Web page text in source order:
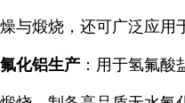
燥与煅烧，还可广泛应用
氟化铝生产 ：用于氢氟